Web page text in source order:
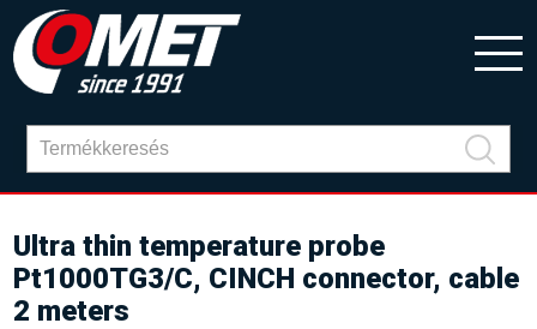
Ultra thin temperature probe
Pt1000TG3/C, CINCH connector, cable
2 meters